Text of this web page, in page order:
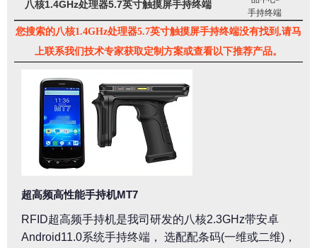
八核1.4GHz处理器5.7英寸触摸屏手持终端
手持终端
您搜索的八核1.4GHz处理器5.7英寸触摸屏手持终端没有找到,请马
上联系我们技术专家获取定制方案或查看以下推荐产品。
超高频高性能手持机MT7
RFID超高频手持机是我司研发的八核2.3GHz带安卓
Android11.0系统手持终端， 选配配条码(一维或二维)，